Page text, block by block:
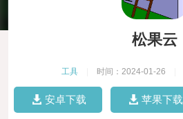
松果云
工具 时间：2024-01-26
安卓下载 苹果下载